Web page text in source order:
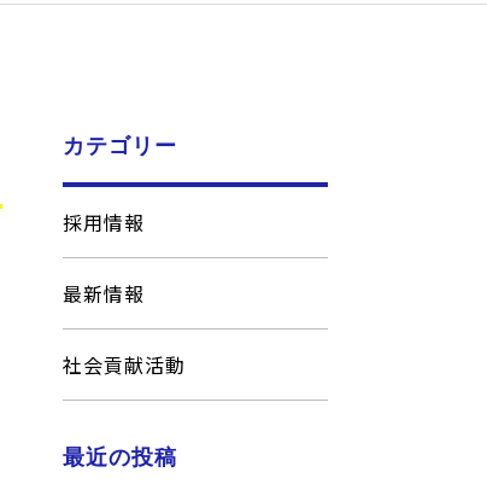
カテゴリー
採用情報
最新情報
社会貢献活動
最近の投稿